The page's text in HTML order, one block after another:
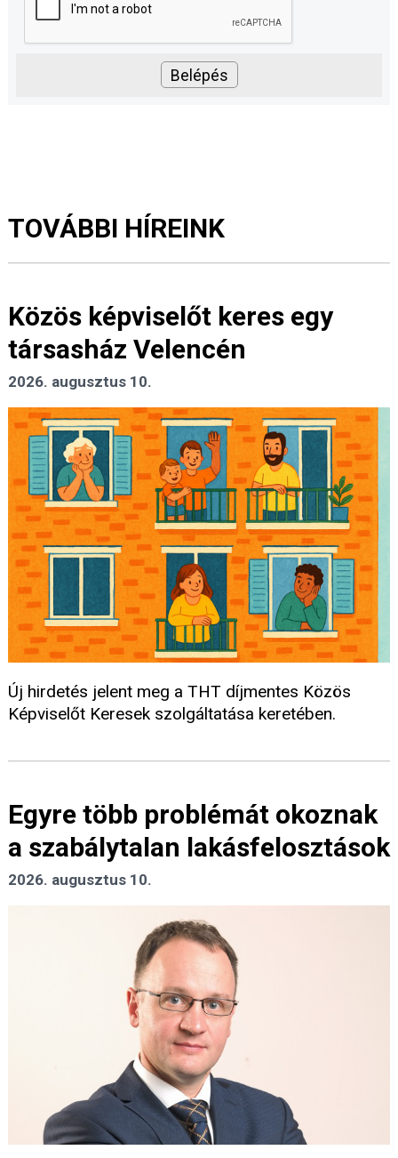
TOVÁBBI HÍREINK
Közös képviselőt keres egy
társasház Velencén
2026. augusztus 10.
Új hirdetés jelent meg a THT díjmentes Közös
Képviselőt Keresek szolgáltatása keretében.
Egyre több problémát okoznak
a szabálytalan lakásfelosztások
2026. augusztus 10.